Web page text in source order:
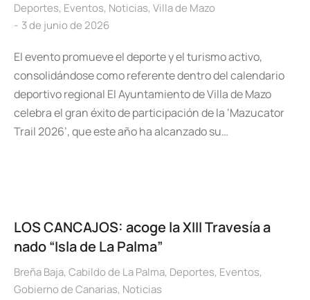
Deportes, Eventos, Noticias, Villa de Mazo
3 de junio de 2026
El evento promueve el deporte y el turismo activo,
consolidándose como referente dentro del calendario
deportivo regional El Ayuntamiento de Villa de Mazo
celebra el gran éxito de participación de la ‘Mazucator
Trail 2026’, que este año ha alcanzado su…
LOS CANCAJOS: acoge la XIII Travesía a
nado “Isla de La Palma”
Breña Baja, Cabildo de La Palma, Deportes, Eventos,
Gobierno de Canarias, Noticias